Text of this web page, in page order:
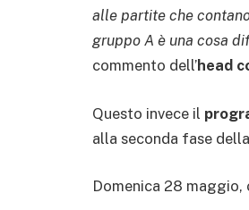
alle partite che
gruppo A è una cosa
commento dell’head
Questo invece il
alla seconda fase
Domenica 28 maggio,